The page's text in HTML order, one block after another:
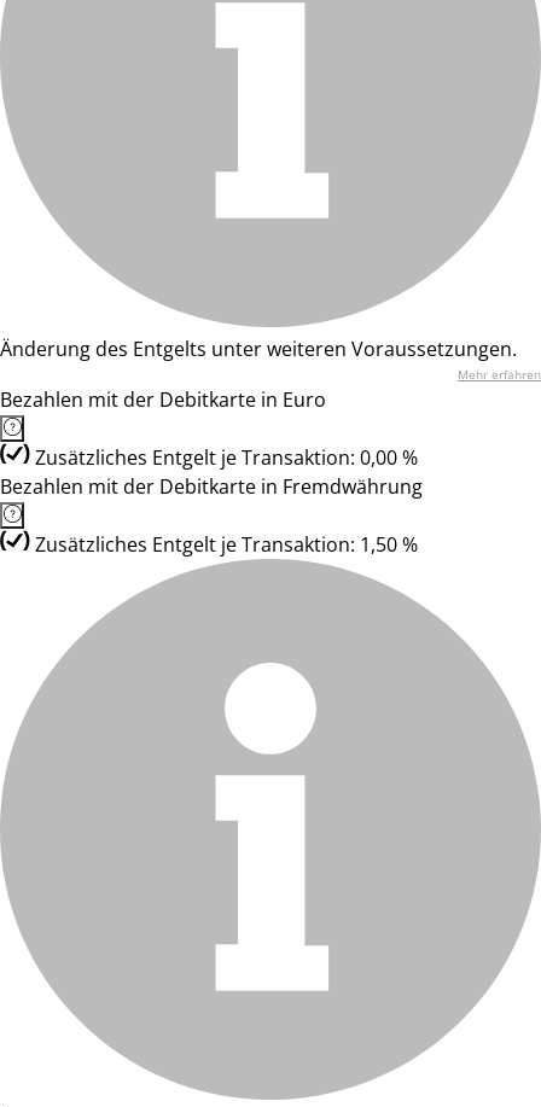
Änderung des Entgelts unter weiteren Voraussetzungen.
Mehr erfahren
Bezahlen mit der Debitkarte in Euro
Zusätzliches Entgelt je Transaktion: 0,00 %
Bezahlen mit der Debitkarte in Fremdwährung
Zusätzliches Entgelt je Transaktion: 1,50 %